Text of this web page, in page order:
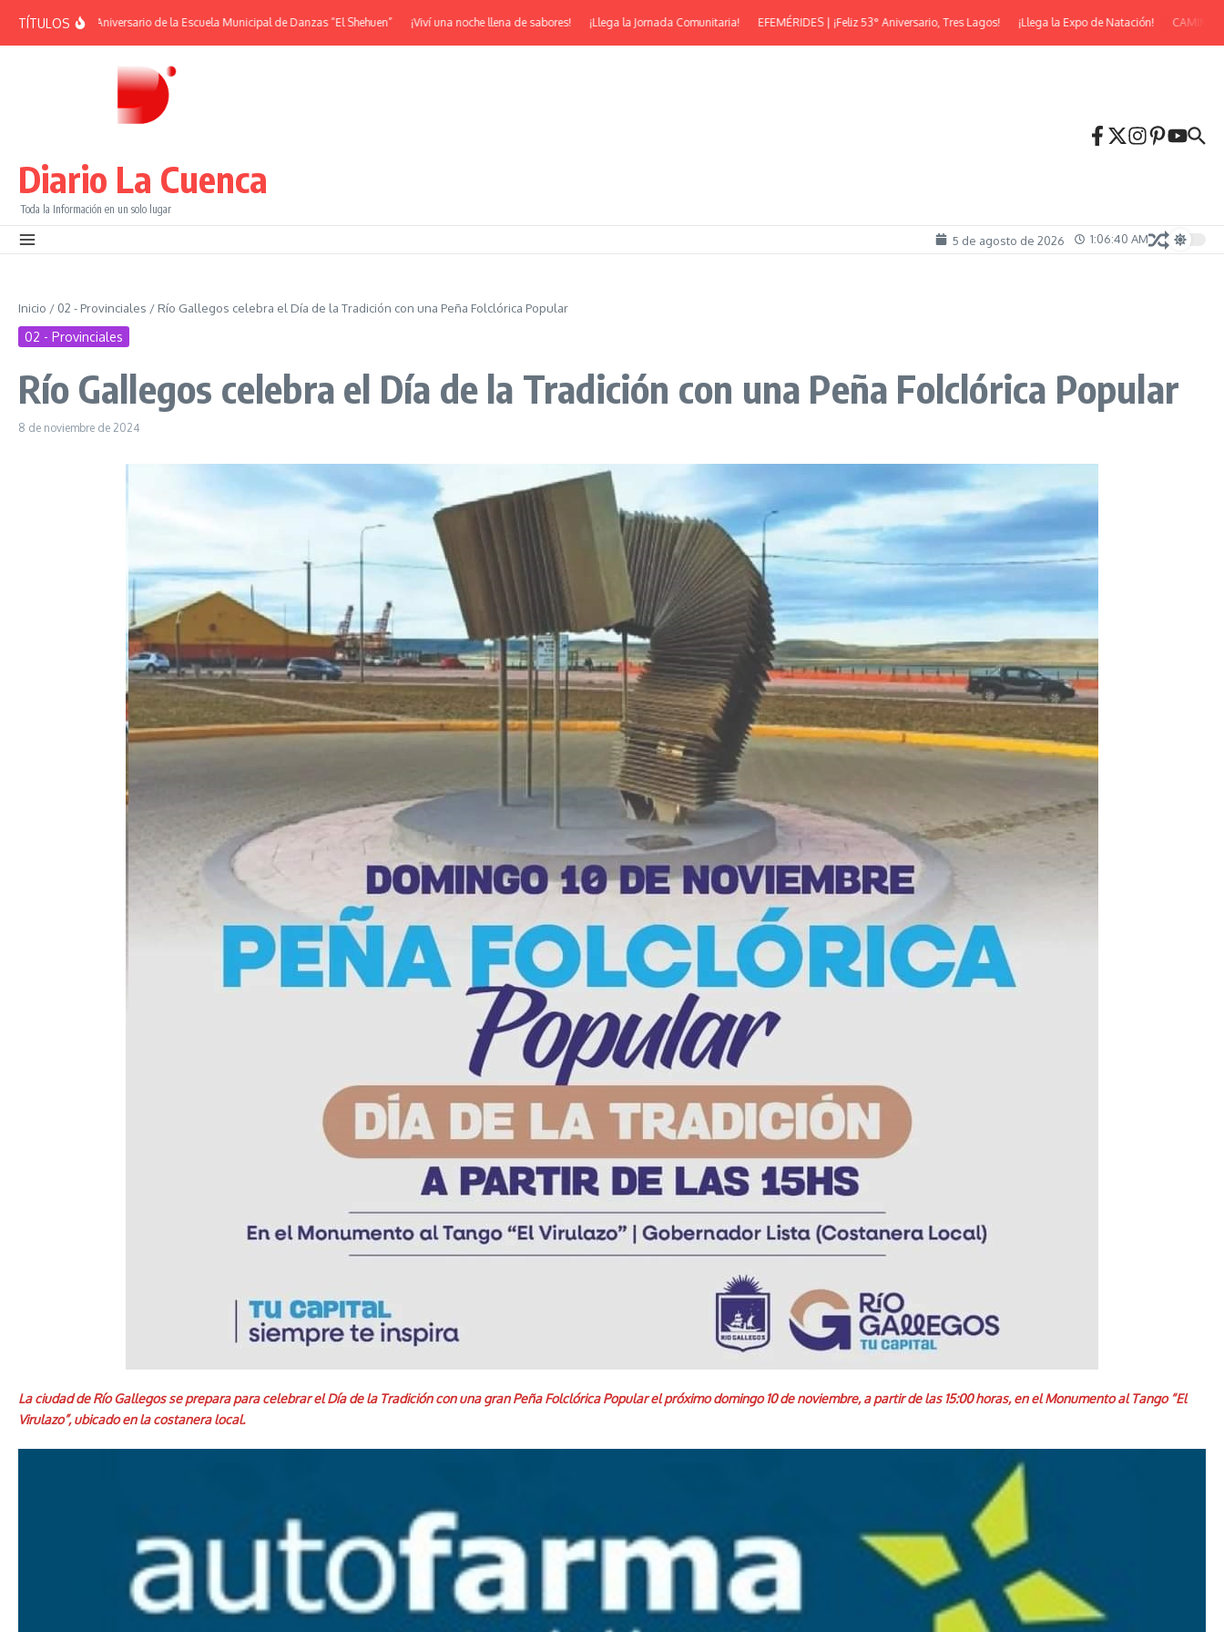
TÍTULOS
| 38° Aniversario de la Escuela Municipal de Danzas “El Shehuen” ¡Viví una noche llena de sabores! ¡Llega la Jornada Comunitaria! EFEMÉRIDES | ¡Feliz 53° Aniversario, Tres Lagos! ¡Llega la Expo de Natación! CAMINATA
Diario La Cuenca
Toda la Información en un solo lugar
5 de agosto de 2026 1:06:41 AM
Inicio / 02 - Provinciales / Río Gallegos celebra el Día de la Tradición con una Peña Folclórica Popular
02 - Provinciales
Río Gallegos celebra el Día de la Tradición con una Peña Folclórica Popular
8 de noviembre de 2024
La ciudad de Río Gallegos se prepara para celebrar el Día de la Tradición con una gran Peña Folclórica Popular el próximo domingo 10 de noviembre, a partir de las 15:00 horas, en el Monumento al Tango “El
Virulazo”, ubicado en la costanera local.